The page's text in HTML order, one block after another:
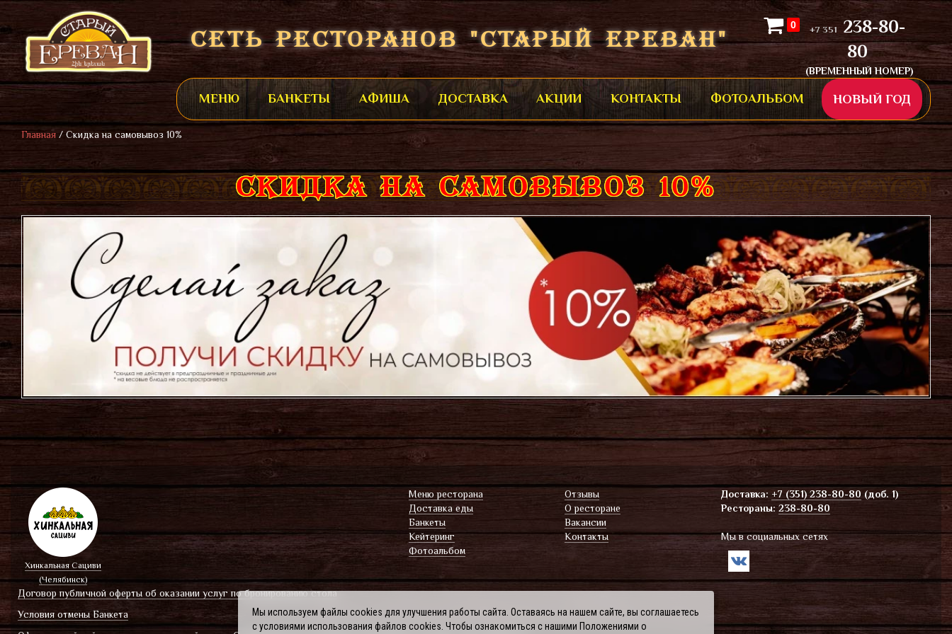
СЕТЬ РЕСТОРАНОВ "СТАРЫЙ ЕРЕВАН"
0 +7 351
238-80-
80
(ВРЕМЕННЫЙ НОМЕР)
МЕНЮ БАНКЕТЫ АФИША ДОСТАВКА АКЦИИ КОНТАКТЫ ФОТОАЛЬБОМ НОВЫЙ ГОД
Главная / Скидка на самовывоз 10%
СКИДКА НА САМОВЫВОЗ 10%
Мы используем файлы cookies для улучшения работы сайта. Оставаясь на нашем сайте, вы соглашаетесь
с условиями использования файлов cookies. Чтобы ознакомиться с нашими Положениями о
Хинкальная Сациви
(Челябинск)
Договор публичной оферты об оказании услуг по бронированию стола
Условия отмены Банкета
Меню ресторана
Доставка еды
Банкеты
Кейтеринг
Фотоальбом
Отзывы
О ресторанe
Вакансии
Контакты
Доставка: +7 (351) 238-80-80 (доб. 1)
Рестораны: 238-80-80
Мы в социальных сетях